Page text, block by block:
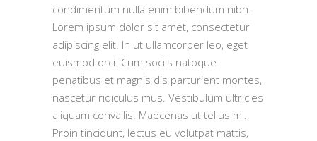
condimentum nulla enim bibendum nibh.
Lorem ipsum dolor sit amet, consectetur
adipiscing elit. In ut ullamcorper leo, eget
euismod orci. Cum sociis natoque
penatibus et magnis dis parturient montes,
nascetur ridiculus mus. Vestibulum ultricies
aliquam convallis. Maecenas ut tellus mi.
Proin tincidunt, lectus eu volutpat mattis,